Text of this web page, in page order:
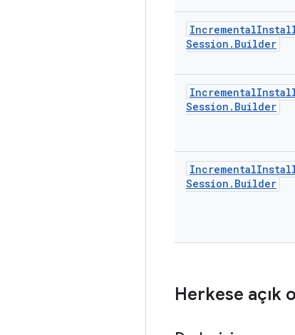
Incremental
Session . Builder
Incremental
Session . Builder
Incremental
Session . Builder
Herkese açık